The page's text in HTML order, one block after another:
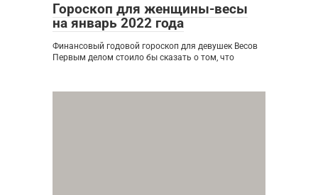
Гороскоп для женщины-весы
на январь 2022 года
Финансовый годовой гороскоп для девушек Весов
Первым делом стоило бы сказать о том, что